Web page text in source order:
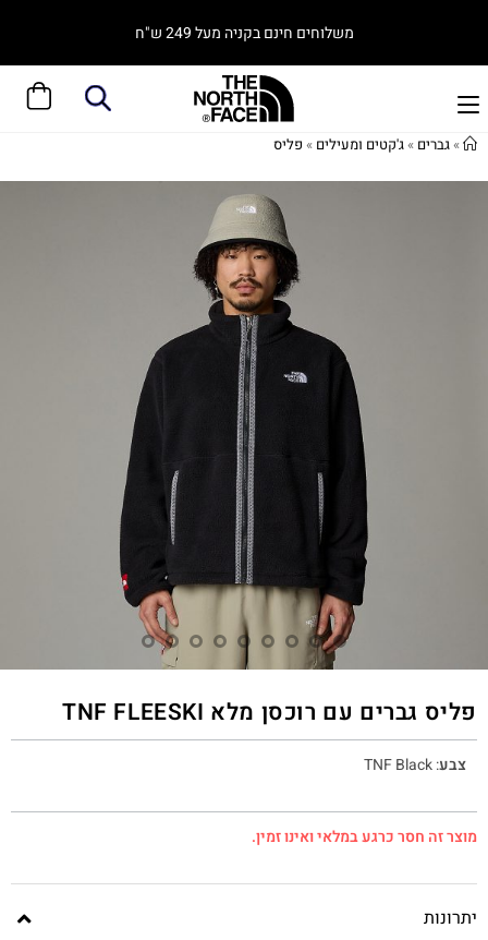
משלוחים חינם בקניה מעל 249 ש"ח
»גברים »ג'קטים ומעילים » פליס
פליס גברים עם רוכסן מלא TNF FLEESKI
צבע:
TNF Black
מוצר זה חסר כרגע במלאי ואינו זמין.
יתרונות